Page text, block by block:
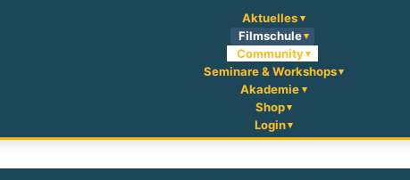
Aktuelles
Filmschule
Community
Seminare & Workshops
Akademie
Shop
Login